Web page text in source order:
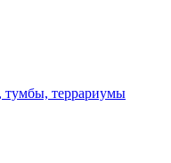
тумбы, террариумы